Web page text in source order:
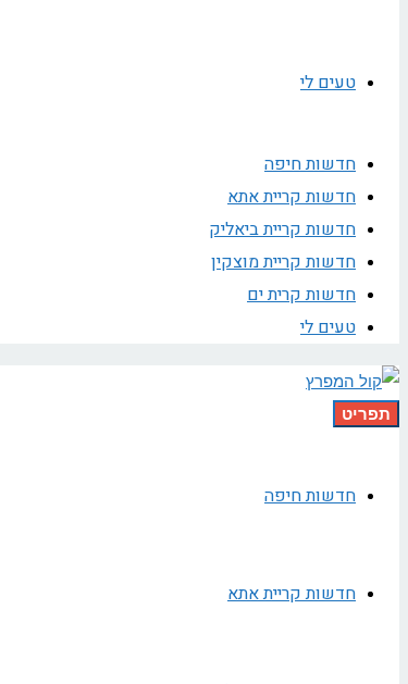
טעים לי
חדשות חיפה
חדשות קריית אתא
חדשות קריית ביאליק
חדשות קריית מוצקין
חדשות קרית ים
טעים לי
תפריט
חדשות חיפה
חדשות קריית אתא